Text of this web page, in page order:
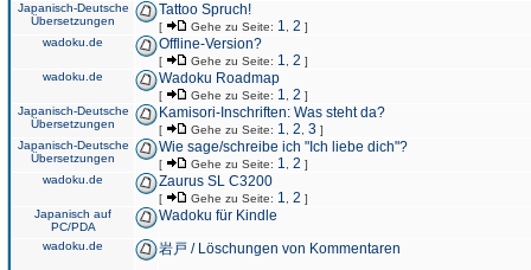
Japanisch-Deutsche
Übersetzungen
Tattoo Spruch!
[ Gehe zu Seite: 1 2 ]
wadoku.de
Offline-Version?
[ Gehe zu Seite: 1 2 ]
wadoku.de
Wadoku Roadmap
[ Gehe zu Seite: 1 2 ]
Japanisch-Deutsche
Übersetzungen
Kamisori-Inschriften: Was steht da?
[ Gehe zu Seite: 1 2 3 ]
Japanisch-Deutsche
Übersetzungen
Wie sage/schreibe ich "Ich liebe dich"?
[ Gehe zu Seite: 1 2 ]
wadoku.de
Zaurus SL C3200
[ Gehe zu Seite: 1 2 ]
Japanisch auf
PC/PDA
Wadoku für Kindle
wadoku.de 岩戸 / Löschungen von Kommentaren